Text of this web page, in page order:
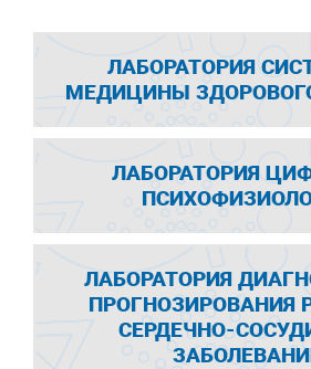
ЛАБОРАТОРИЯ
МЕДИЦИНЫ
ЛАБОРАТОРИЯ
ЛАБОРАТОРИЯ
ПРОГНОЗИРОВАНИЯ
СЕРДЕЧНО-